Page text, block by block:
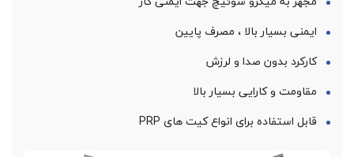
ایمنی بسیار بالا ، مصرف پایین
کارکرد بدون صدا و لرزش
مقاومت و کارایی بسیار بالا
قابل استفاده برای انواع کیت های PRP